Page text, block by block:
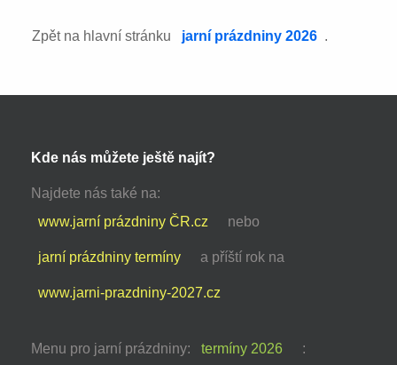
Zpět na hlavní stránku jarní prázdniny 2026 .
Kde nás můžete ještě najít?
Najdete nás také na:
www.jarní prázdniny ČR.cz
nebo
jarní prázdniny termíny a příští rok na
www.jarni-prazdniny-2027.cz
Menu pro jarní prázdniny: termíny 2026 :